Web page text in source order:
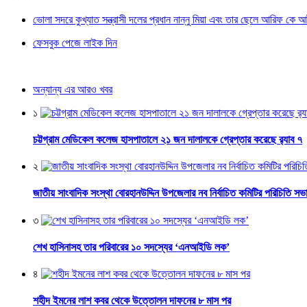
ভোলা সদরে কুখ্যাত সন্ত্রাসী দলের প্রধান নান্নু মিয়া এবং তার ছেলে আরিফ কে
ফেসবুক পেজে লাইক দিন
অন্যান্য এর আরও খবর
১
চট্টগ্রাম মেডিকেল কলেজ হাসপাতালে ২১ জন দালালকে গ্রেপ্তার করেছে র‌্যাব ৭
২
জাতীয় সাংবাদিক সংস্থা বোরহানউদ্দিন উপজেলার নব নির্বাচিত কমিটির পরিচিতি সভা
৩
শেখ হাসিনাসহ তার পরিবারের ১০ সদস্যের ‘এনআইডি লক’
৪
শহীদ ইমনের লাশ কবর থেকে উত্তোলন দাফনের ৮ মাস পর